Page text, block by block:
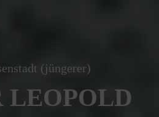
(jüngerer)
LEOPOLD